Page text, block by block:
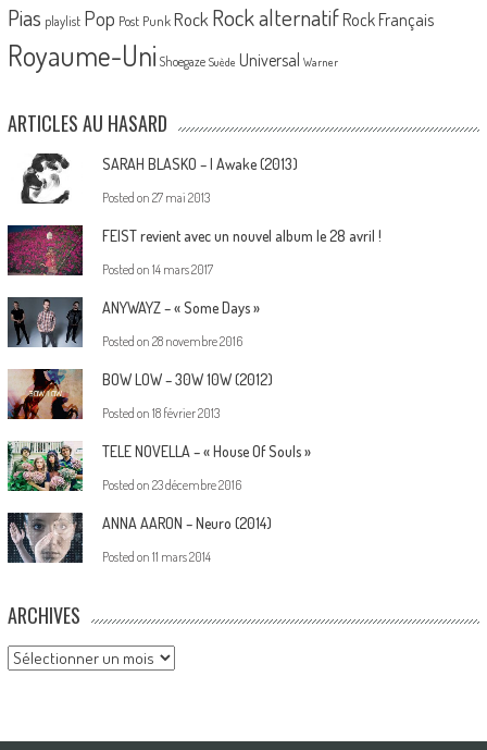
Pias playlist Pop Post Punk Rock Rock alternatif Rock Français
Royaume-Uni Shoegaze Suède Universal Warner
ARTICLES AU HASARD
SARAH BLASKO – I Awake (2013)
Posted on 27 mai 2013
FEIST revient avec un nouvel album le 28 avril !
Posted on 14 mars 2017
ANYWAYZ – « Some Days »
Posted on 28 novembre 2016
BOW LOW – 30W 10W (2012)
Posted on 18 février 2013
TELE NOVELLA – « House Of Souls »
Posted on 23 décembre 2016
ANNA AARON – Neuro (2014)
Posted on 11 mars 2014
ARCHIVES
Archives